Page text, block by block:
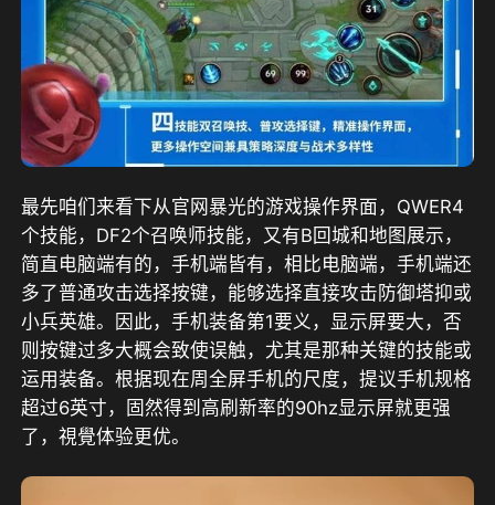
最先咱们来看下从官网暴光的游戏操作界面，QWER4
个技能，DF2个召唤师技能，又有B回城和地图展示，
简直电脑端有的，手机端皆有，相比电脑端，手机端还
多了普通攻击选择按键，能够选择直接攻击防御塔抑或
小兵英雄。因此，手机装备第1要义，显示屏要大，否
则按键过多大概会致使误触，尤其是那种关键的技能或
运用装备。根据现在周全屏手机的尺度，提议手机规格
超过6英寸，固然得到高刷新率的90hz显示屏就更强
了，視覺体验更优。